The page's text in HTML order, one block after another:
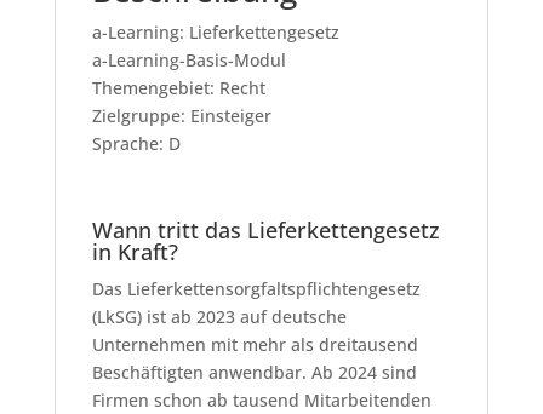
a-Learning: Lieferkettengesetz
a-Learning-Basis-Modul
Themengebiet: Recht
Zielgruppe: Einsteiger
Sprache: D
Wann tritt das Lieferkettengesetz
in Kraft?
Das Lieferkettensorgfaltspflichtengesetz
(LkSG) ist ab 2023 auf deutsche
Unternehmen mit mehr als dreitausend
Beschäftigten anwendbar. Ab 2024 sind
Firmen schon ab tausend Mitarbeitenden